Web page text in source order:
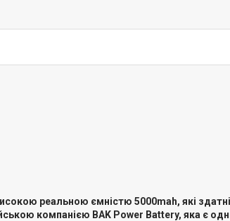
реальною ємністю 5000mah, які здатні
компанією BAK Power Battery, яка є